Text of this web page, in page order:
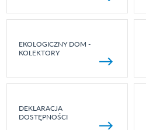
EKOLOGICZNY DOM -
KOLEKTORY
DEKLARACJA
DOSTĘPNOŚCI